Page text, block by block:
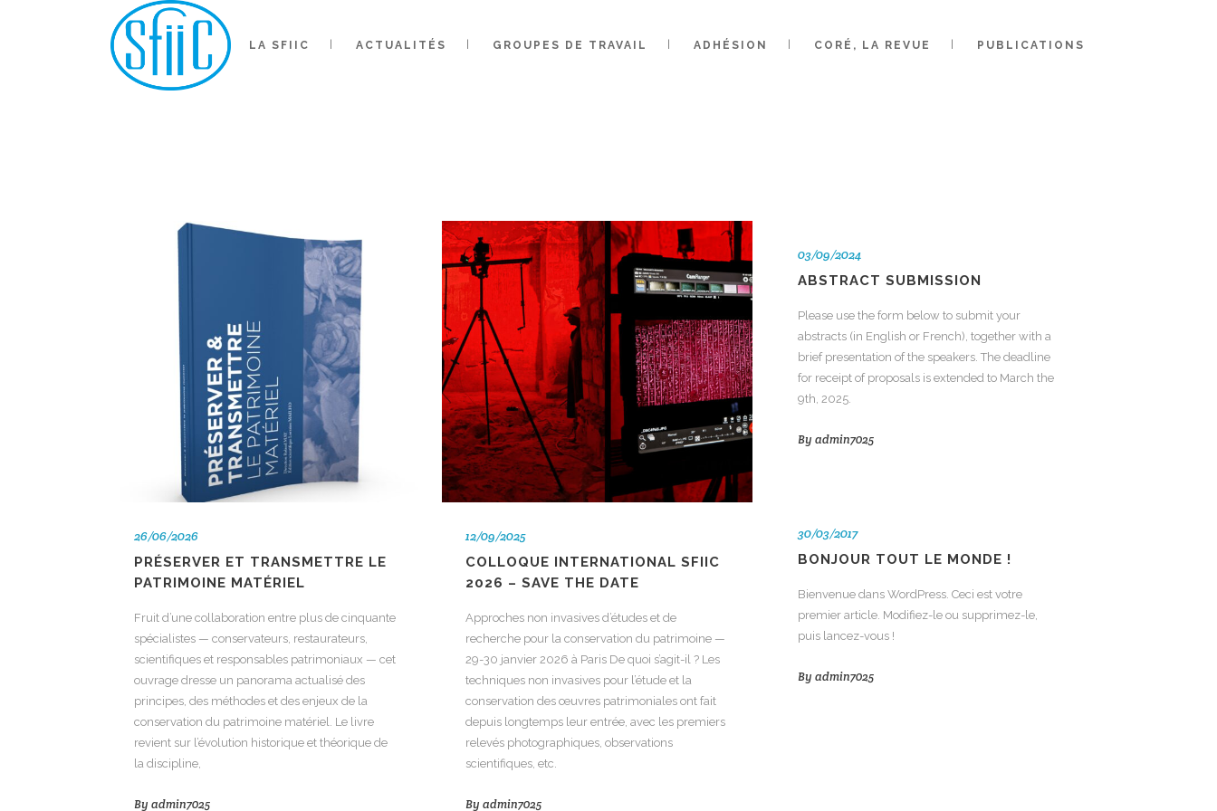
LA SFIIC ACTUALITÉS GROUPES DE TRAVAIL ADHÉSION CORÉ, LA REVUE PUBLICATIONS
26/06/2026
PRÉSERVER ET TRANSMETTRE LE
PATRIMOINE MATÉRIEL
Fruit d’une collaboration entre plus de cinquante
spécialistes — conservateurs, restaurateurs,
scientifiques et responsables patrimoniaux — cet
ouvrage dresse un panorama actualisé des
principes, des méthodes et des enjeux de la
conservation du patrimoine matériel. Le livre
revient sur l’évolution historique et théorique de
la discipline,
By admin7025
12/09/2025
COLLOQUE INTERNATIONAL SFIIC
2026 – SAVE THE DATE
Approches non invasives d’études et de
recherche pour la conservation du patrimoine —
29-30 janvier 2026 à Paris De quoi s’agit-il ? Les
techniques non invasives pour l’étude et la
conservation des œuvres patrimoniales ont fait
depuis longtemps leur entrée, avec les premiers
relevés photographiques, observations
scientifiques, etc.
By admin7025
03/09/2024
ABSTRACT SUBMISSION
Please use the form below to submit your
abstracts (in English or French), together with a
brief presentation of the speakers. The deadline
for receipt of proposals is extended to March the
9th, 2025.
By admin7025
30/03/2017
BONJOUR TOUT LE MONDE !
Bienvenue dans WordPress. Ceci est votre
premier article. Modifiez-le ou supprimez-le,
puis lancez-vous !
By admin7025